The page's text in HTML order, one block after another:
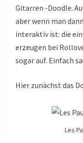
Gitarren -Doodle.
aber wenn man
interaktiv ist: die
erzeugen bei
sogar auf. Einfach
Hier zunächst das
Les